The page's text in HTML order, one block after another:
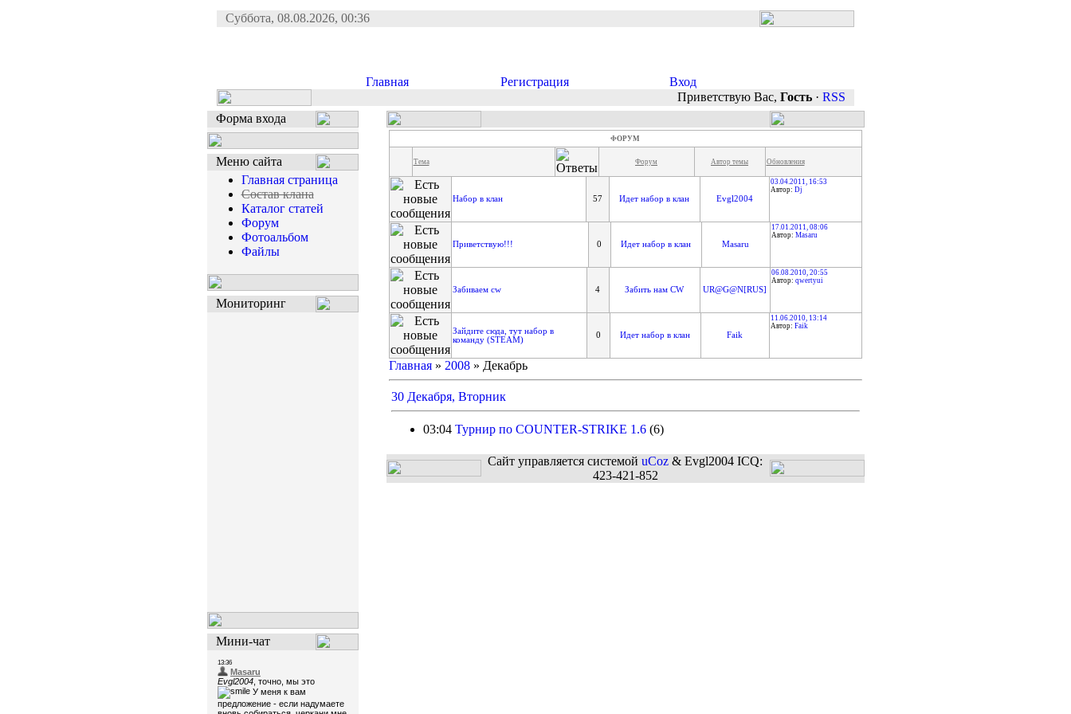
Суббота, 08.08.2026, 00:36
Главная Регистрация
Вход
Приветствую Вас, Гость · RSS
Форма входа
Меню сайта
Главная страница
Состав клана
Каталог статей
Форум
Фотоальбом
Файлы
Мониторинг
Мини-чат
ФОРУМ
Тема Форум Автор темы Обновления
Набор в клан 57 Идет набор в клан Evgl2004
03.04.2011, 16:53
Автор: Dj
Приветствую!!! 0 Идет набор в клан Masaru
17.01.2011, 08:06
Автор: Masaru
Забиваем cw 4 Забить нам CW UR@G@N[RUS]
06.08.2010, 20:55
Автор: qwertyui
Зайдите сюда, тут набор в
команду (STEAM)
0 Идет набор в клан Faik
11.06.2010, 13:14
Автор: Faik
Главная» 2008 » Декабрь
30 Декабря, Вторник
03:04 Турнир по COUNTER-STRIKE 1.6 (6)
Сайт управляется системой uCoz & Evgl2004 ICQ:
423-421-852